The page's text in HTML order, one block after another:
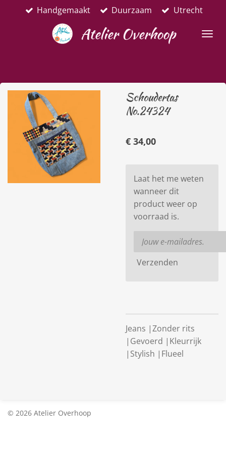
Atelier Overhoop
Handgemaakt Duurzaam Utrecht
Schoudertas
No.24324
€ 34,00
Laat het me weten
wanneer dit
product weer op
voorraad is.
Verzenden
Jeans |Zonder rits
|Gevoerd |Kleurrijk
|Stylish |Flueel
© 2026 Atelier Overhoop